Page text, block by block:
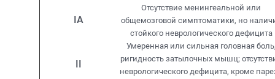
IA
Отсутствие менингеальной или
общемозговой симптоматики, но
стойкого неврологического дефицита
II
Умеренная или сильная головная
ригидность затылочных мышц;
неврологического дефицита, кроме